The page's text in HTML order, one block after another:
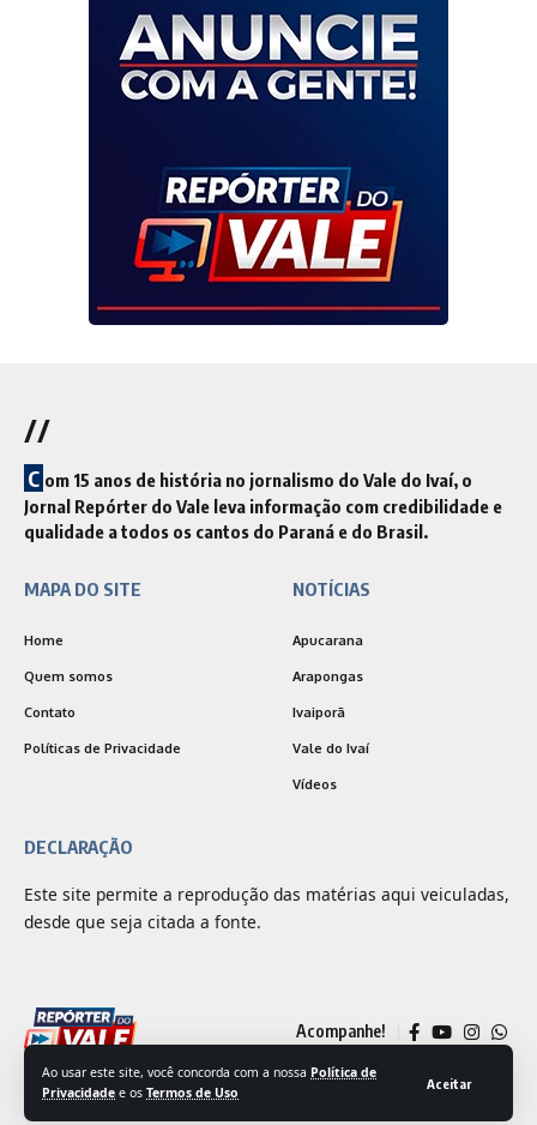
Ao usar este site, você concorda com a nossa Política de
Privacidade e os Termos de Uso
Aceitar
//
C om 15 anos de história no jornalismo do Vale do Ivaí, o
Jornal Repórter do Vale leva informação com credibilidade e
qualidade a todos os cantos do Paraná e do Brasil.
MAPA DO SITE
Home
Quem somos
Contato
Políticas de Privacidade
NOTÍCIAS
Apucarana
Arapongas
Ivaiporã
Vale do Ivaí
Vídeos
DECLARAÇÃO
Este site permite a reprodução das matérias aqui veiculadas,
desde que seja citada a fonte.
Acompanhe!
© 2025 Jornal Repórter do Vale | Desenvolvido por